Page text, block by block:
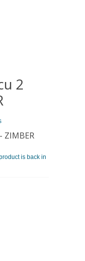
2
ZIMBER
is back in